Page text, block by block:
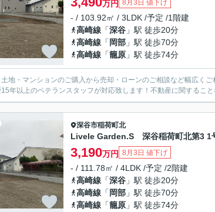
万円 8月3日 値下げ
- / 103.92㎡ / 3LDK /予定 /1階建
高崎線 「深谷 」駅 徒歩20分
高崎線 「 岡部 」駅 徒歩70分
高崎線 「籠原 」駅 徒歩74分
地・マンションのご購入から売却・ローンのご相談など幅広く
年以上のベテランスタッフが対応致します！不動産に関するこ
深谷市稲荷町北
Livele Garden.S 深谷稲荷町北第3 1
3,190万円 8月3日 値下げ
- / 111.78㎡ / 4LDK /予定 /2階建
高崎線 「深谷 」駅 徒歩20分
高崎線 「 岡部 」駅 徒歩70分
高崎線 「籠原 」駅 徒歩74分